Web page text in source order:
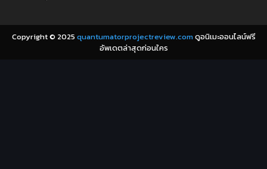
Coming-of-Age ก้าวผ่านวัย(6)
Copyright © 2025 quantumatorprojectreview.comดูอนิเมะออนไลน์ฟรี
อัพเดตล่าสุดก่อนใคร